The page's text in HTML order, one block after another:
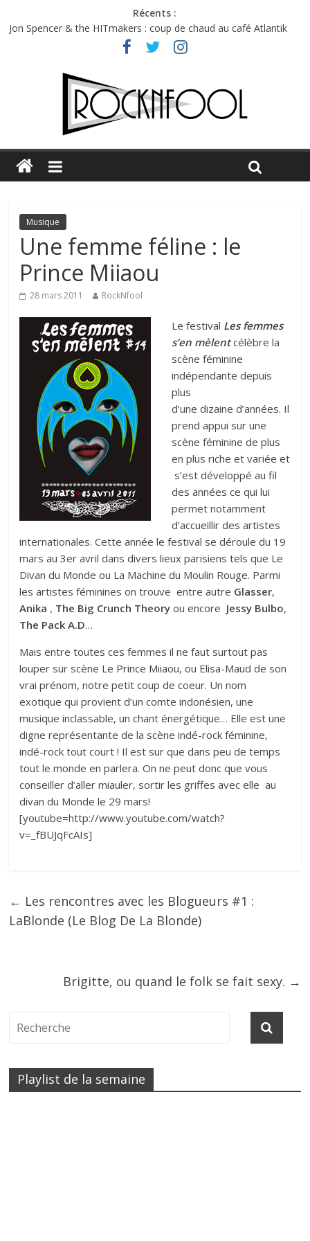
Récents :
Jon Spencer & the HITmakers : coup de chaud au café Atlantik
Hellfest 2026 vendredi : température et émotions en hausse
Hellfest 2026 jeudi : impossible de choisir entre chaleur et bonne
Première édition du Midgard Festival : entre bière, métal et
Charlie Puth à l’Olympia : la leçon de pop du Professeur Puth
Musique
Une femme féline : le
Prince Miiaou
28 mars 2011 RockNfool
Le festival Les femmes
s’en mèlentcélèbre la
scène féminine
indépendante depuis
plus
d’une dizaine d’années. Il
prend appui sur une
scène féminine de plus
en plus riche et variée et
s’est développé au fil
des années ce qui lui
permet notamment
d’accueillir des artistes
internationales. Cette année le festival se déroule du 19
mars au 3er avril dans divers lieux parisiens tels que Le
Divan du Monde ou La Machine du Moulin Rouge. Parmi
les artistes féminines on trouve entre autre Glasser,
Anika , The Big Crunch Theory ou encore Jessy Bulbo,
The Pack A.D…
Mais entre toutes ces femmes il ne faut surtout pas
louper sur scène Le Prince Miiaou, ou Elisa-Maud de son
vrai prénom, notre petit coup de coeur. Un nom
exotique qui provient d’un comte indonésien, une
musique inclassable, un chant énergétique… Elle est une
digne représentante de la scène indé-rock féminine,
indé-rock tout court ! Il est sur que dans peu de temps
tout le monde en parlera. On ne peut donc que vous
conseiller d’aller miauler, sortir les griffes avec elle au
divan du Monde le 29 mars!
[youtube=http://www.youtube.com/watch?
v=_fBUJqFcAIs]
← Les rencontres avec les Blogueurs #1 :
LaBlonde (Le Blog De La Blonde)
Brigitte, ou quand le folk se fait sexy. →
Playlist de la semaine